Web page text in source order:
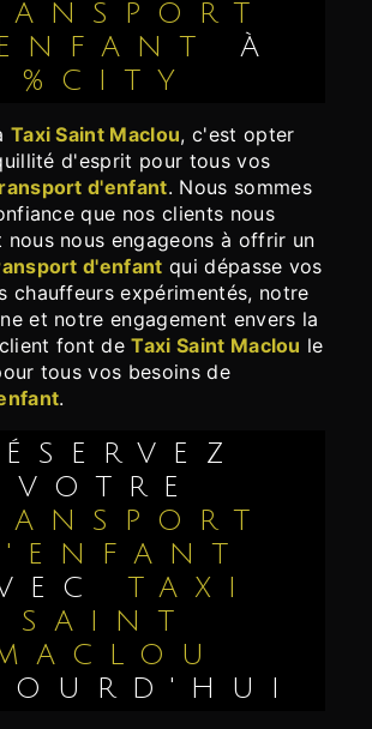
À
%CITY
Taxi Saint Maclou, c'est opter
d'esprit pour tous vos
d'enfant. Nous sommes
que nos clients nous
nous engageons à offrir un
d'enfant qui dépasse vos
chauffeurs expérimentés, notre
et notre engagement envers la
font deTaxi Saint Maclou le
tous vos besoins de
.
VOTRE
TAXI
SAINT